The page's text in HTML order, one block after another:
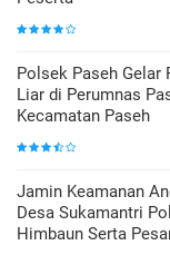
Polsek Paseh
Liar di Perumnas
Kecamatan Paseh
Jamin Keamanan
Desa Sukamantri
Himbaun Serta